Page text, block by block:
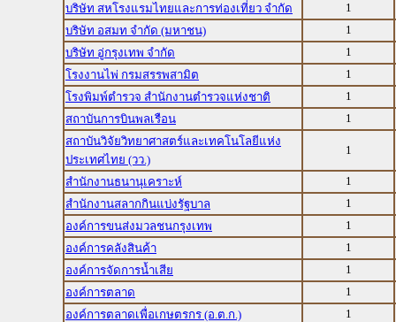
บริษัท สหโรงแรมไทยและการท่องเที่ยว จำกัด
1
บริษัท อสมท จำกัด (มหาชน)
1
บริษัท อู่กรุงเทพ จำกัด
1
โรงงานไพ่ กรมสรรพสามิต
1
โรงพิมพ์ตำรวจ สำนักงานตำรวจแห่งชาติ
1
สถาบันการบินพลเรือน
1
สถาบันวิจัยวิทยาศาสตร์และเทคโนโลยีแห่ง
ประเทศไทย (วว.)
1
สำนักงานธนานุเคราะห์
1
สำนักงานสลากกินแบ่งรัฐบาล
1
องค์การขนส่งมวลชนกรุงเทพ
1
องค์การคลังสินค้า
1
องค์การจัดการน้ำเสีย
1
องค์การตลาด
1
องค์การตลาดเพื่อเกษตรกร (อ.ต.ก.)
1